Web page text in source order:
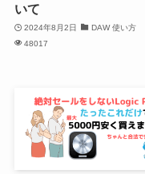
いて
2024年8月2日
DAW 使い方
48017